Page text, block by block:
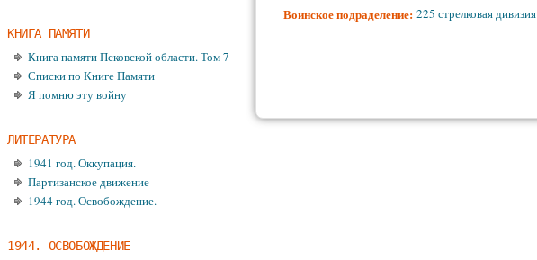
Воинское подраделение: 225 стрелковая дивизия
КНИГА ПАМЯТИ
Книга памяти Псковской области. Том 7
Списки по Книге Памяти
Я помню эту войну
ЛИТЕРАТУРА
1941 год. Оккупация.
Партизанское движение
1944 год. Освобождение.
1944. ОСВОБОЖДЕНИЕ